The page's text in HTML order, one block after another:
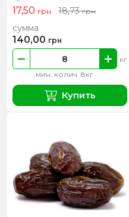
17,50 грн 18,73грн
мин. колич. 8кг
кг
сумма
140,00 грн
Купить